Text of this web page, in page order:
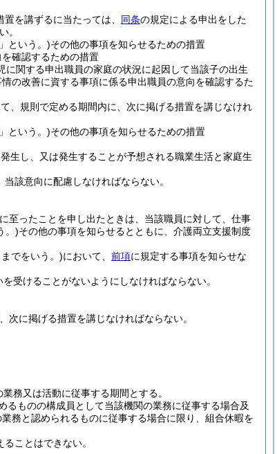
置を講ずるに当たっては、 同条の規定による申出をした
。
という。)その他の事項を知らせるための措置
確認するための措置
関する申出職員の家庭の状況に起因して当該子の出生
の改善に資する事項に係る申出職員の意向を確認するた
、規則で定める期間内に、次に掲げる措置を講じなけれ
という。)その他の事項を知らせるための措置
生し、又は発生することが予想される職業生活と家庭生
該意向に配慮しなければならない。
至ったことを申し出たときは、当該職員に対して、仕事
。)その他の事項を知らせるとともに、介護両立支援制度
でをいう。)において、 前項に規定する事項を知らせな
受けることがないようにしなければならない。
に掲げる措置を講じなければならない。
務又は活動に従事する期間とする。
ものの構成員として当該機関の業務に従事する場合及
務と認められるものに従事する場合に限り、組合休暇を
ことはできない。